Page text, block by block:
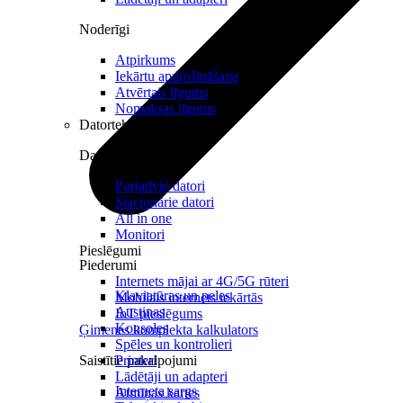
Pieslēgumi
Internets mājai ar 4G/5G rūteri
Mobilais internets iekārtās
IoT pieslēgums
Ģimenes komplekta kalkulators
Saistītie pakalpojumi
Interneta sargs
Noderīgi
Atpirkums
Iekārtu apdrošināšana
Atvērtais līgums
Nomaksas līgums
Datortehnika
Datori un Monitori
Portatīvie datori
Stacionārie datori
All in one
Monitori
Piederumi
Klaviatūras un peles
Austiņas
Konsoles
Spēles un kontrolieri
Printeri
Lādētāji un adapteri
Atmiņas kartes